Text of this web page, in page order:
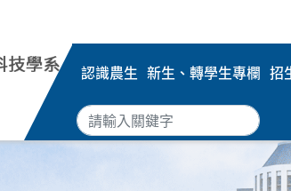
認識農生 新生、轉學生專欄 招